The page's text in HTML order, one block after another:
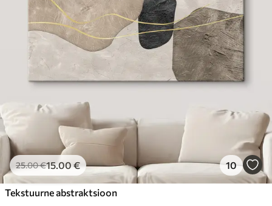
25.00€15.00€ 10
Tekstuurne abstraktsioon